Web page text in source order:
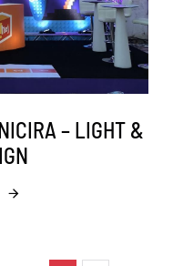
– LIGHT &